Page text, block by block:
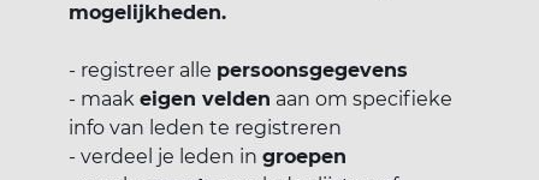
mogelijkheden.
- registreer alle persoonsgegevens
- maak eigen velden aan om specifieke
info van leden te registreren
- verdeel je leden in groepen